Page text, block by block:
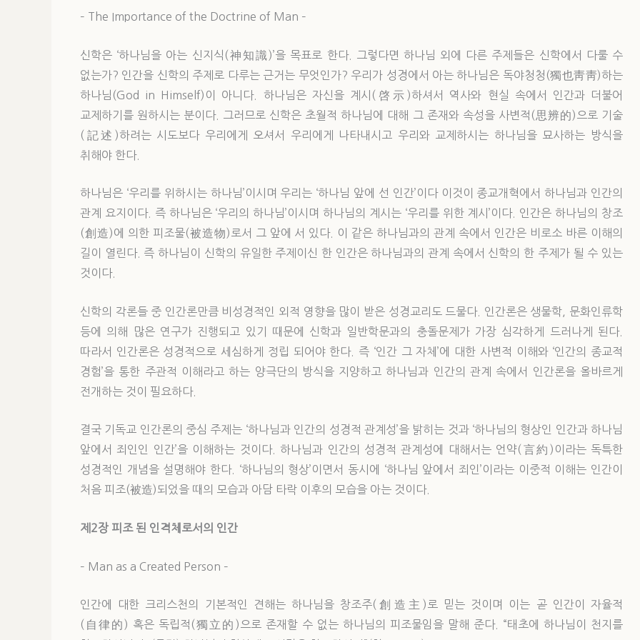
– The Importance of the Doctrine of Man –
신학은 ‘하나님을 아는 신지식(神知識)’을 목표로 한다. 그렇다면 하나님 외에 다른 주제들은 신학에서 다룰 수
없는가? 인간을 신학의 주제로 다루는 근거는 무엇인가? 우리가 성경에서 아는 하나님은 독야청청(獨也靑靑)하는
하나님(God in Himself)이 아니다. 하나님은 자신을 계시(啓示)하셔서 역사와 현실 속에서 인간과 더불어
교제하기를 원하시는 분이다. 그러므로 신학은 초월적 하나님에 대해 그 존재와 속성을 사변적(思辨的)으로 기술
(記述)하려는 시도보다 우리에게 오셔서 우리에게 나타내시고 우리와 교제하시는 하나님을 묘사하는 방식을
취해야 한다.
하나님은 ‘우리를 위하시는 하나님’이시며 우리는 ‘하나님 앞에 선 인간’이다 이것이 종교개혁에서 하나님과 인간의
관계 요지이다. 즉 하나님은 ‘우리의 하나님’이시며 하나님의 계시는 ‘우리를 위한 계시’이다. 인간은 하나님의 창조
(創造)에 의한 피조물(被造物)로서 그 앞에 서 있다. 이 같은 하나님과의 관계 속에서 인간은 비로소 바른 이해의
길이 열린다. 즉 하나님이 신학의 유일한 주제이신 한 인간은 하나님과의 관계 속에서 신학의 한 주제가 될 수 있는
것이다.
신학의 각론들 중 인간론만큼 비성경적인 외적 영향을 많이 받은 성경교리도 드물다. 인간론은 생물학, 문화인류학
등에 의해 많은 연구가 진행되고 있기 때문에 신학과 일반학문과의 충돌문제가 가장 심각하게 드러나게 된다.
따라서 인간론은 성경적으로 세심하게 정립 되어야 한다. 즉 ‘인간 그 자체’에 대한 사변적 이해와 ‘인간의 종교적
경험’을 통한 주관적 이해라고 하는 양극단의 방식을 지양하고 하나님과 인간의 관계 속에서 인간론을 올바르게
전개하는 것이 필요하다.
결국 기독교 인간론의 중심 주제는 ‘하나님과 인간의 성경적 관계성’을 밝히는 것과 ‘하나님의 형상인 인간과 하나님
앞에서 죄인인 인간’을 이해하는 것이다. 하나님과 인간의 성경적 관계성에 대해서는 언약(言約)이라는 독특한
성경적인 개념을 설명해야 한다. ‘하나님의 형상’이면서 동시에 ‘하나님 앞에서 죄인’이라는 이중적 이해는 인간이
처음 피조(被造)되었을 때의 모습과 아담 타락 이후의 모습을 아는 것이다.
제2장 피조 된 인격체로서의 인간
– Man as a Created Person –
인간에 대한 크리스천의 기본적인 견해는 하나님을 창조주(創造主)로 믿는 것이며 이는 곧 인간이 자율적
(自律的) 혹은 독립적(獨立的)으로 존재할 수 없는 하나님의 피조물임을 말해 준다. “태초에 하나님이 천지를